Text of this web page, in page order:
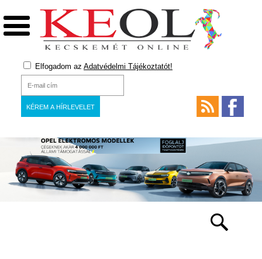
Elfogadom az Adatvédelmi Tájékoztatót!